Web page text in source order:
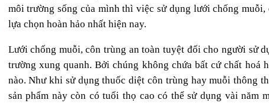
môi trường sống của mình thì việc sử dụng lưới chống muỗi,
lựa chọn hoàn hảo nhất hiện nay.
Lưới chống muỗi, côn trùng an toàn tuyệt đối cho người sử
trường xung quanh. Bởi chúng không chứa bất cứ chất hoá
nào. Như khi sử dụng thuốc diệt côn trùng hay muỗi thông
sản phẩm này còn có tuổi thọ cao có thể sử dụng vài năm